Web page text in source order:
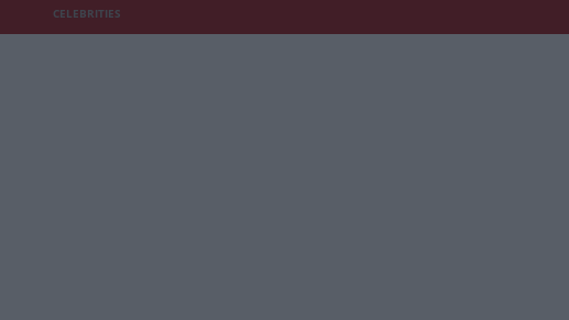
CELEBRITIES